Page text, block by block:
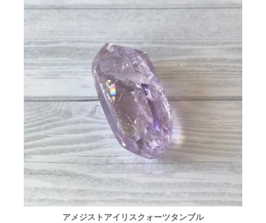
アメジストアイリスクォーツタンブル